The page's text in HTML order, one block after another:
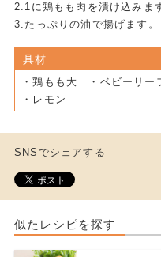
2.1に鶏もも肉を漬け込みま
3.たっぷりの油で揚げます。
具材
・鶏もも大 ・ベビーリ
・レモン
SNSでシェアする
似たレシピを探す